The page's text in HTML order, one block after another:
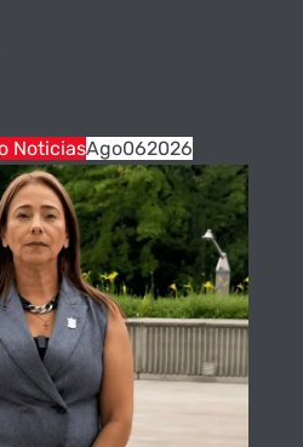
NoticiasAgo062026